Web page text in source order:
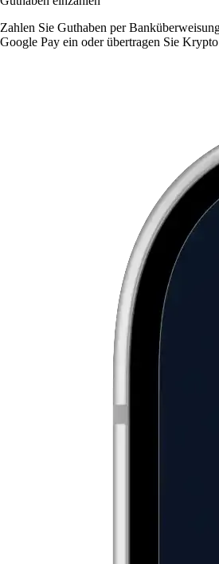
Zahlen Sie Guthaben per
Google Pay ein oder übertragen Sie